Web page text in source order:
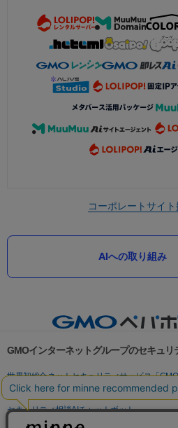
コーポレートサイト
AIへの取り組み
GMOインターネットグループのセキュリ
世界初総合ネットセキュリティサービス「GMO
パスワード漏洩診断
Webサイトリスク診断
セキュリティ相談AIチャットボット